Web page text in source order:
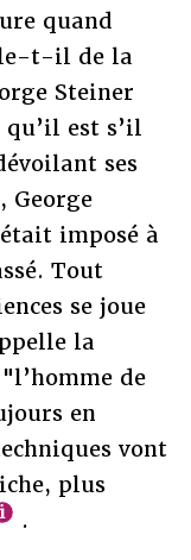
quand
t-il de la
Steiner
est s’il
ses
George
imposé à
Tout
se joue
la
de
en
vont
plus
.